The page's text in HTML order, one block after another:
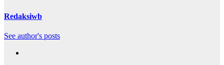
Redaksiwb
See author's posts